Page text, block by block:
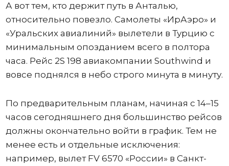
А вот тем, кто держит путь в Анталью,
относительно повезло. Самолеты «ИрАэро» и
«Уральских авиалиний» вылетели в Турцию с
минимальным опозданием всего в полтора
часа. Рейс 2S 198 авиакомпании Southwind и
вовсе поднялся в небо строго минута в минуту.
По предварительным планам, начиная с 14–15
часов сегодняшнего дня большинство рейсов
должны окончательно войти в график. Тем не
менее есть и отдельные исключения:
например, вылет FV 6570 «России» в Санкт-